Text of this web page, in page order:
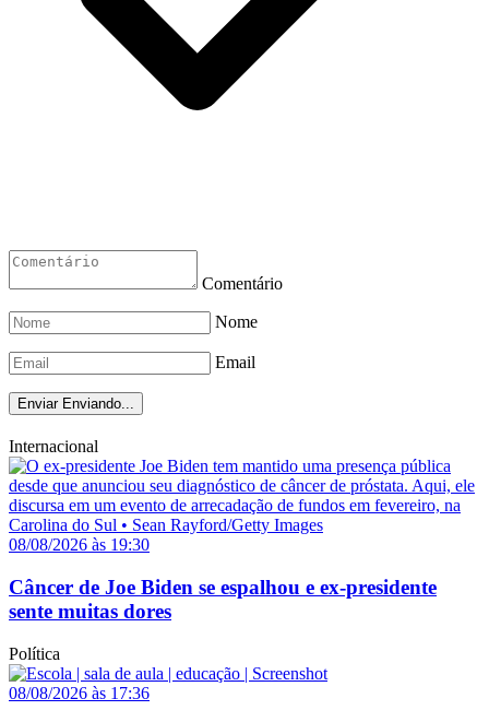
Comentário
Nome
Email
Enviar Enviando...
Internacional
08/08/2026 às 19:30
Câncer de Joe Biden se espalhou e ex-presidente
sente muitas dores
Política
08/08/2026 às 17:36